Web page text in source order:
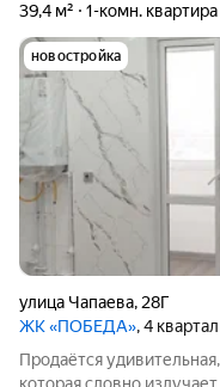
39,4 м² 1-комн. квартира
новостройка
улица Чапаева, 28Г
ЖК «ПОБЕДА», 4
Продаётся